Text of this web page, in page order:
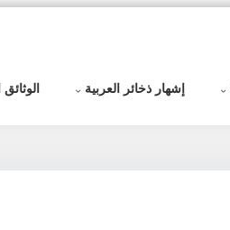
إشهار ذخائر العربية